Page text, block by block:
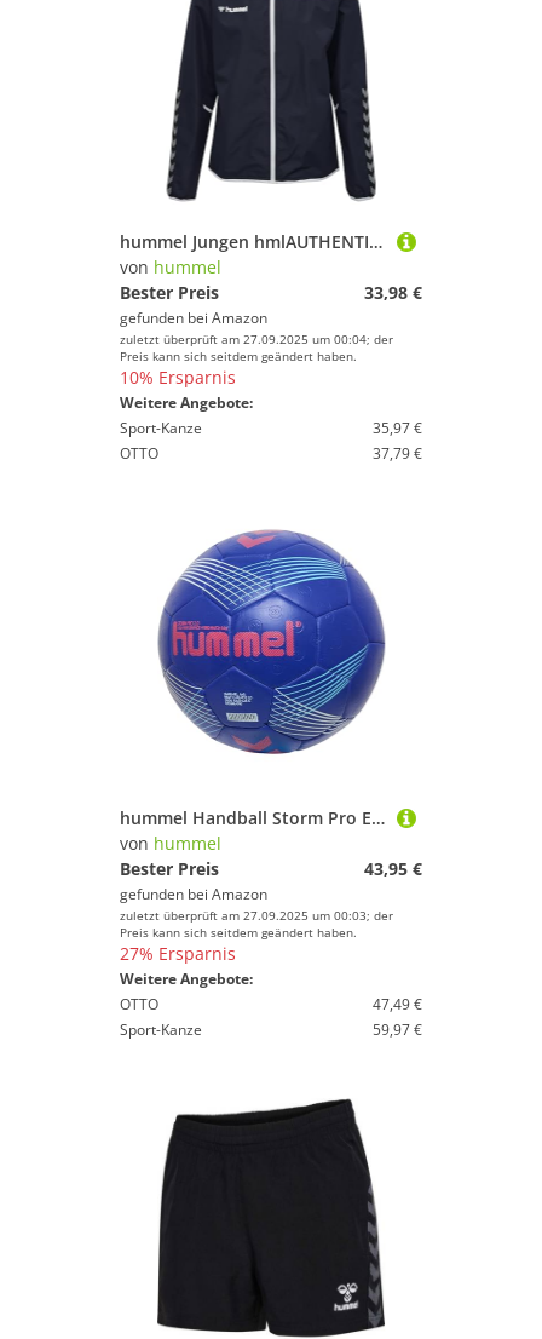
hummel Jungen hmlAUTHENTIC Kids Training Jacket Jacke, Marine, 176
von hummel
Bester Preis
33,98 €
gefunden bei Amazon
zuletzt überprüft am 27.09.2025 um 00:04; der
Preis kann sich seitdem geändert haben.
10% Ersparnis
Weitere Angebote:
Sport-Kanze
35,97 €
OTTO
37,79 €
hummel Handball Storm Pro Erwachsene Größe 2, Blue/RED
von hummel
Bester Preis
43,95 €
gefunden bei Amazon
zuletzt überprüft am 27.09.2025 um 00:03; der
Preis kann sich seitdem geändert haben.
27% Ersparnis
Weitere Angebote:
OTTO
47,49 €
Sport-Kanze
59,97 €